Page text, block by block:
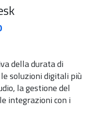
della durata di
soluzioni digitali più
la gestione del
integrazioni con i